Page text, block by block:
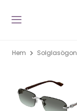
Hem Solglasögon